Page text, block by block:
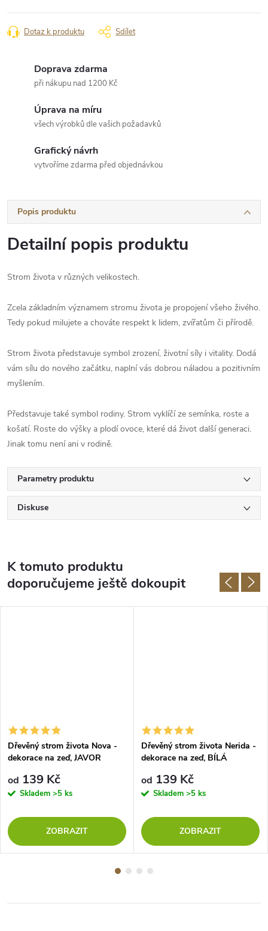
Dotaz k produktu Sdílet
Doprava zdarma
při nákupu nad 1200 Kč
Úprava na míru
všech výrobků dle vašich požadavků
Grafický návrh
vytvoříme zdarma před objednávkou
Popis produktu
Detailní popis produktu
Strom života v různých velikostech.
Zcela základním významem stromu života je propojení všeho živého.
Tedy pokud milujete a chováte respekt k lidem, zvířatům či přírodě.
Strom života představuje symbol zrození, životní síly i vitality. Dodá
vám sílu do nového začátku, naplní vás dobrou náladou a pozitivním
myšlením.
Představuje také symbol rodiny. Strom vyklíčí ze semínka, roste a
košatí. Roste do výšky a plodí ovoce, které dá život další generaci.
Jinak tomu není ani v rodině.
Parametry produktu
Diskuse
K tomuto produktu
doporučujeme ještě dokoupit
Dřevěný strom života Nova -
dekorace na zeď, JAVOR
od 139 Kč
Skladem >5 ks
ZOBRAZIT
Dřevěný strom života Nerida -
dekorace na zeď, BÍLÁ
od 139 Kč
Skladem >5 ks
ZOBRAZIT